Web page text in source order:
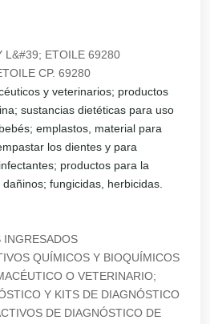
L&#39; ETOILE 69280
CP. 69280
y veterinarios; productos
sustancias dietéticas para uso
emplastos, material para
los dientes y para
productos para la
fungicidas, herbicidas.
INGRESADOS
QUÍMICOS Y BIOQUÍMICOS
O VETERINARIO;
Y KITS DE DIAGNÓSTICO
DE DIAGNÓSTICO DE